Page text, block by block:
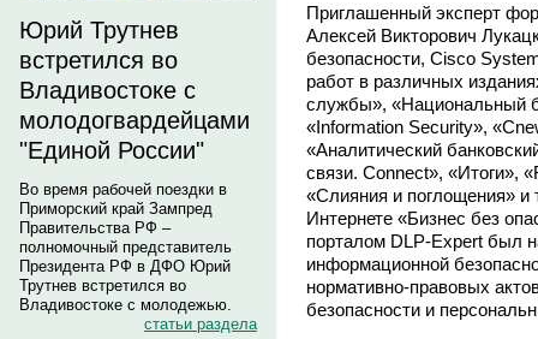
Юрий Трутнев
встретился во
Владивостоке с
молодогвардейцами
"Единой России"
Во время рабочей поездки в
Приморский край Зампред
Правительства РФ –
полномочный представитель
Президента РФ в ДФО Юрий
Трутнев встретился во
Владивостоке с молодежью.
статьи раздела
Приглашенный эксперт
Алексей Викторович
безопасности, Cisco
работ в различных
службы», «Национальный
«Information Security»,
«Аналитический
связи. Connect», «Итоги»,
«Слияния и поглощения» и
Интернете «Бизнес без
порталом DLP-Expert был
информационной
нормативно-правовых
безопасности и